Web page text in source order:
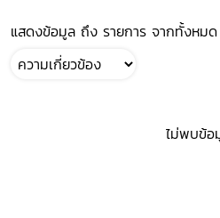
แสดงข้อมูล ถึง รายการ จากทั้งหม
ไม่พบข้อ